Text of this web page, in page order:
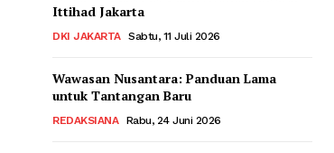
Ittihad Jakarta
DKI JAKARTA Sabtu, 11 Juli 2026
Wawasan Nusantara: Panduan Lama
untuk Tantangan Baru
REDAKSIANA Rabu, 24 Juni 2026